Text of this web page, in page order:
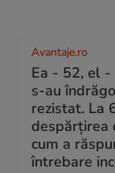
Avantaje.ro
Ea - 52, el -
s-au
rezistat. La
despărțirea
cum a
întrebare